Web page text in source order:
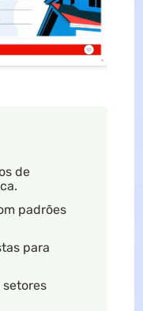
de
padrões
para
setores